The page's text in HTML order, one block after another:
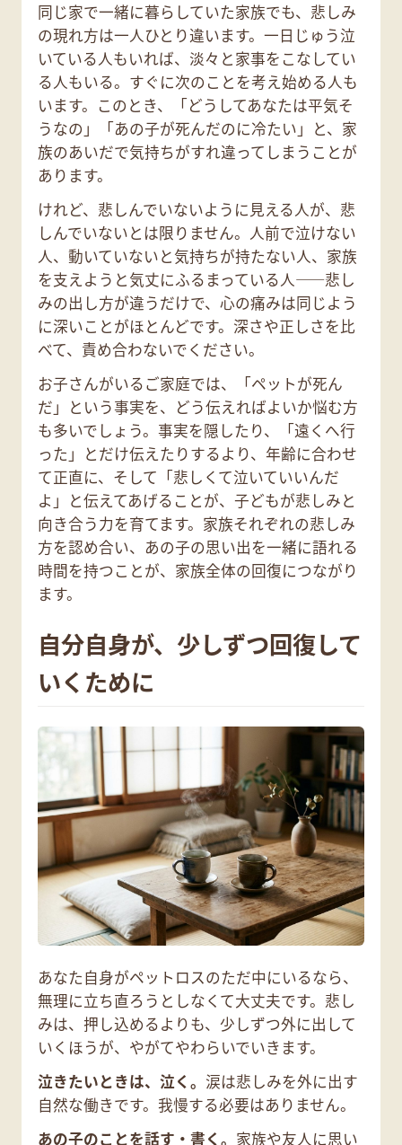
同じ家で一緒に暮らしていた家族でも、悲しみ
の現れ方は一人ひとり違います。一日じゅう泣
いている人もいれば、淡々と家事をこなしてい
る人もいる。すぐに次のことを考え始める人も
います。このとき、「どうしてあなたは平気そ
うなの」「あの子が死んだのに冷たい」と、家
族のあいだで気持ちがすれ違ってしまうことが
あります。
けれど、悲しんでいないように見える人が、悲
しんでいないとは限りません。人前で泣けない
人、動いていないと気持ちが持たない人、家族
を支えようと気丈にふるまっている人——悲し
みの出し方が違うだけで、心の痛みは同じよう
に深いことがほとんどです。深さや正しさを比
べて、責め合わないでください。
お子さんがいるご家庭では、「ペットが死ん
だ」という事実を、どう伝えればよいか悩む方
も多いでしょう。事実を隠したり、「遠くへ行
った」とだけ伝えたりするより、年齢に合わせ
て正直に、そして「悲しくて泣いていいんだ
よ」と伝えてあげることが、子どもが悲しみと
向き合う力を育てます。家族それぞれの悲しみ
方を認め合い、あの子の思い出を一緒に語れる
時間を持つことが、家族全体の回復につながり
ます。
自分自身が、少しずつ回復して
いくために
あなた自身がペットロスのただ中にいるなら、
無理に立ち直ろうとしなくて大丈夫です。悲し
みは、押し込めるよりも、少しずつ外に出して
いくほうが、やがてやわらいでいきます。
泣きたいときは、泣く。 涙は悲しみを外に出す
自然な働きです。我慢する必要はありません。
あの子のことを話す・書く。 家族や友人に思い